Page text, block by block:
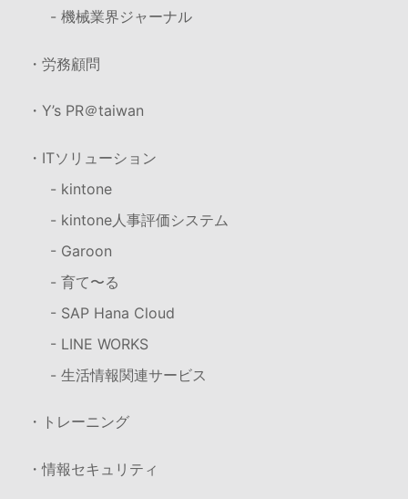
- 機械業界ジャーナル
・労務顧問
・Y’s PR＠taiwan
・ITソリューション
- kintone
- kintone人事評価システム
- Garoon
- 育て〜る
- SAP Hana Cloud
- LINE WORKS
- 生活情報関連サービス
・トレーニング
・情報セキュリティ